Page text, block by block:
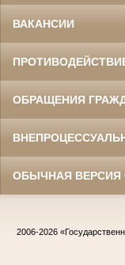
ВАКАНСИИ
ОБРАЩЕНИЯ
ОБЫЧНАЯ ВЕРСИЯ
2006-2026